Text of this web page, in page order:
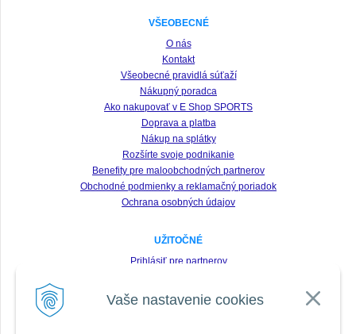
Vaše nastavenie cookies
VŠEOBECNÉ
O nás
Kontakt
Všeobecné pravidlá súťaží
Nákupný poradca
Ako nakupovať v E Shop SPORTS
Doprava a platba
Nákup na splátky
Rozšírte svoje podnikanie
Benefity pre maloobchodných partnerov
Obchodné podmienky a reklamačný poriadok
Ochrana osobných údajov
UŽITOČNÉ
Prihlásiť pre partnerov
Zabudnuté heslo